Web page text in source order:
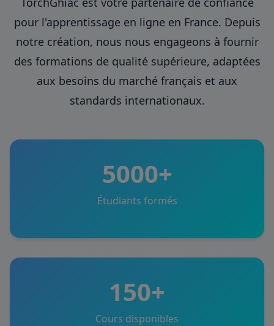
pour l'apprentissage en ligne en France. Depuis
notre création, nous nous engageons à fournir
des formations de qualité supérieure, adaptées
aux besoins du marché français et aux
standards internationaux.
5000+
Étudiants formés
150+
Cours disponibles